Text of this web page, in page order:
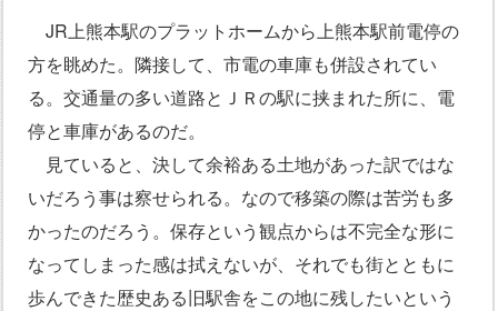
JR上熊本駅のプラットホームから上熊本駅前電停の
方を眺めた。隣接して、市電の車庫も併設されてい
る。交通量の多い道路とＪＲの駅に挟まれた所に、電
停と車庫があるのだ。
見ていると、決して余裕ある土地があった訳ではな
いだろう事は察せられる。なので移築の際は苦労も多
かったのだろう。保存という観点からは不完全な形に
なってしまった感は拭えないが、それでも街とともに
歩んできた歴史ある旧駅舎をこの地に残したいという